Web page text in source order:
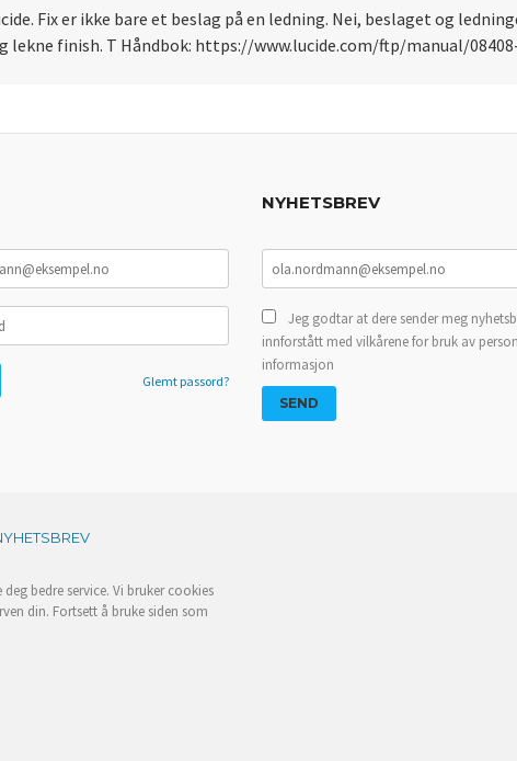
Fix er ikke bare et beslag på en ledning. Nei, beslaget og
finish. T Håndbok: https://www.lucide.com/ftp/manual/
Glemt passord?
NYHETSBREV
Jeg godtar at dere sender meg
innforstått med vilkårene for bruk av
informasjon
bedre service. Vi bruker cookies
din. Fortsett å bruke siden som